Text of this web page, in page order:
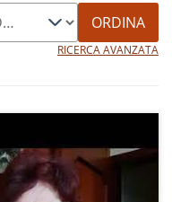
ORDINA
RICERCA AVANZATA